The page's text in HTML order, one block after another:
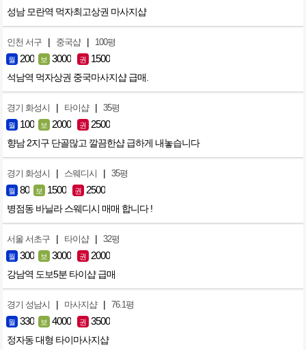
성남 모란역 먹자최고상권 마사지샵
인천 서구 | 중국샵 | 100평
월 200 보 3000 권 1500
석남역 먹자상권 중국마사지샵 급매.
경기 화성시 | 타이샵 | 35평
월 100 보 2000 권 2500
향남 2지구 단골많고 깔끔한샵 급하게 내놓습니다
경기 화성시 | 스웨디시 | 35평
월 80 보 1500 권 2500
병점동 바닐라 스웨디시 매매 합니다 !
서울 서초구 | 타이샵 | 32평
월 300 보 3000 권 2000
강남역 도보5분 타이샵 급매
경기 성남시 | 마사지샵 | 76.1평
월 330 보 4000 권 3500
정자동 대형 타이마사지샵